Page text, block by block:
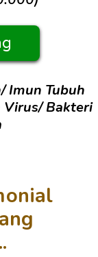
Imun Tubuh
Virus/ Bakteri